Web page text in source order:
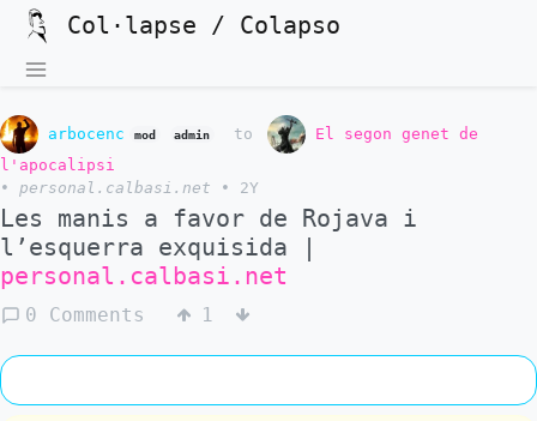
Col·lapse / Colapso
arbocenc mod admin to
El segon genet de
l'apocalipsi
•
personal.calbasi.net • 2Y
Les manis a favor de Rojava i
l’esquerra exquisida |
personal.calbasi.net
0 Comments 1